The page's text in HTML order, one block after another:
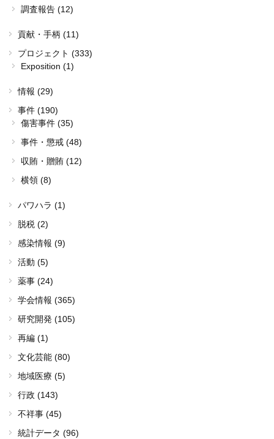
調査報告 (12)
貢献・手柄 (11)
プロジェクト (333)
Exposition (1)
情報 (29)
事件 (190)
傷害事件 (35)
事件・懲戒 (48)
収賄・贈賄 (12)
横領 (8)
パワハラ (1)
脱税 (2)
感染情報 (9)
活動 (5)
薬事 (24)
学会情報 (365)
研究開発 (105)
再編 (1)
文化芸能 (80)
地域医療 (5)
行政 (143)
不祥事 (45)
統計データ (96)